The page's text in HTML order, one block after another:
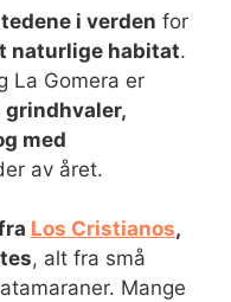
i verden for
naturlige habitat.
La Gomera er
grindhvaler,
med
av året.
Los Cristianos,
, alt fra små
Mange